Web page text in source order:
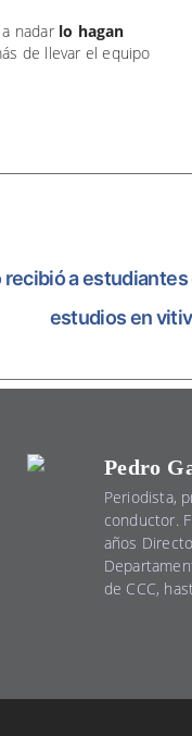
nadarlo hagan
de llevar el equipo
recibió a
estudios en
Pedro
Periodista,
conductor.
años
de CCC,